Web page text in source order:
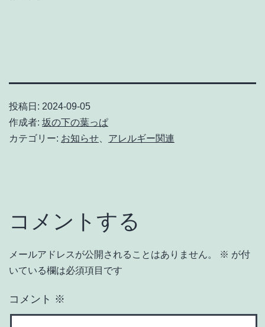
投稿日: 2024-09-05
作成者: 坂の下の葉っぱ
カテゴリー: お知らせ アレルギー関連
コメントする
メールアドレスが公開されることはありません。 ※ が付
いている欄は必須項目です
コメント ※